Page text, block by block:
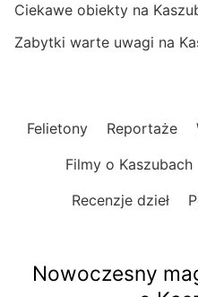
Ciekawe obiekty na
Zabytki warte uwagi na
Felietony Reportaże
Filmy o Kaszubach
Recenzje dzieł
Nowoczesny